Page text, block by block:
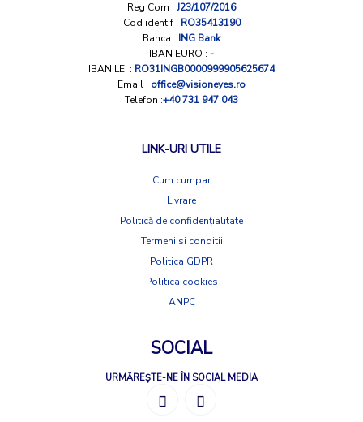
Reg Com : J23/107/2016
Cod identif : RO35413190
Banca : ING Bank
IBAN EURO : -
IBAN LEI : RO31INGB0000999905625674
Email : office@visioneyes.ro
Telefon :+40 731 947 043
LINK-URI UTILE
Cum cumpar
Livrare
Politică de confidențialitate
Termeni si conditii
Politica GDPR
Politica cookies
ANPC
SOCIAL
URMĂREȘTE-NE ÎN SOCIAL MEDIA